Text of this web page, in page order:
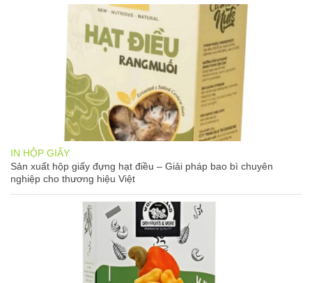
IN HỘP GIẤY
Sản xuất hộp giấy đựng hạt điều – Giải pháp bao bì chuyên
nghiệp cho thương hiệu Việt